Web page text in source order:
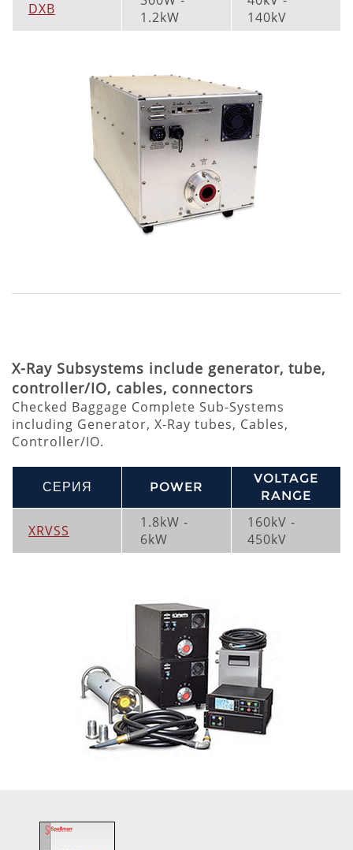
DXB
1.2kW
140kV
X-Ray Subsystems include generator, tube,
controller/IO, cables, connectors
Checked Baggage Complete Sub-Systems
including Generator, X-Ray tubes, Cables,
Controller/IO.
СЕРИЯ POWER
VOLTAGE
RANGE
XRVSS
1.8kW -
6kW
160kV -
450kV